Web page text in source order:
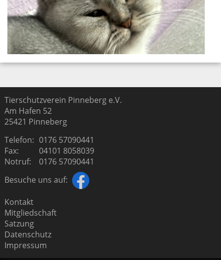
Tierschutzverein Pinneberg e.V.
Am Hafen 52
25421 Pinneberg
Telefon: 0176 57090441
Fax:
04101 8058039
Notruf:
0176 57090441
Besuche uns auf:
Kontakt
Mitgliedschaft
Satzung
Datenschutz
Impressum